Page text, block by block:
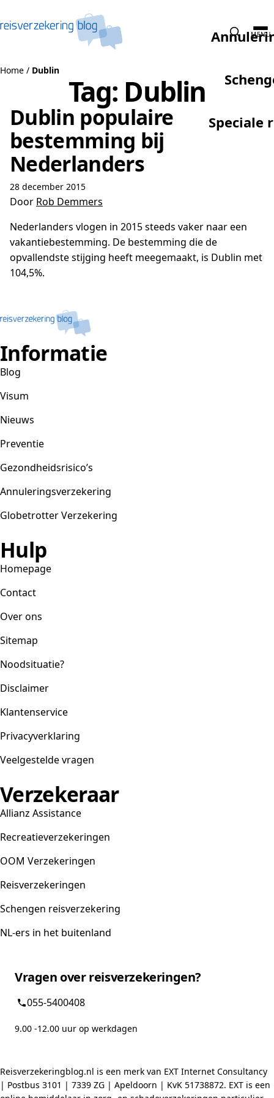
Speciale
MENU
Home / Dublin
Tag: Dublin
Dublin populaire
bestemming bij
Nederlanders
28 december 2015
Door Rob Demmers
Nederlanders vlogen in 2015 steeds vaker naar een
vakantiebestemming. De bestemming die de
opvallendste stijging heeft meegemaakt, is Dublin met
104,5%.
Informatie
Blog
Visum
Nieuws
Preventie
Gezondheidsrisico’s
Annuleringsverzekering
Globetrotter Verzekering
Hulp
Homepage
Contact
Over ons
Sitemap
Noodsituatie?
Disclaimer
Klantenservice
Privacyverklaring
Veelgestelde vragen
Verzekeraar
Allianz Assistance
Recreatieverzekeringen
OOM Verzekeringen
Reisverzekeringen
Schengen reisverzekering
NL-ers in het buitenland
Vragen over reisverzekeringen?
055-5400408
9.00 -12.00 uur op werkdagen
Reisverzekeringblog.nl is een merk van EXT Internet Consultancy
| Postbus 3101 | 7339 ZG | Apeldoorn | KvK 51738872. EXT is een